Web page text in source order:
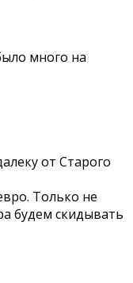
много на
от Старого
Только не
будем скидывать